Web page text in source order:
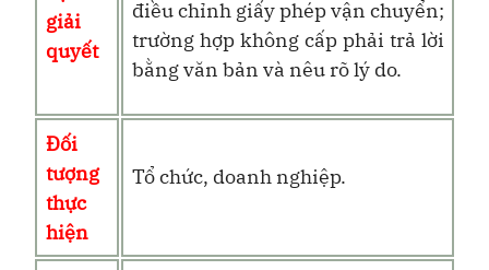
giải
quyết
điều chỉnh giấy phép vận chuyển;
trường hợp không cấp phải trả lời
bằng văn bản và nêu rõ lý do.
Đối
tượng
thực
hiện
Tổ chức, doanh nghiệp.